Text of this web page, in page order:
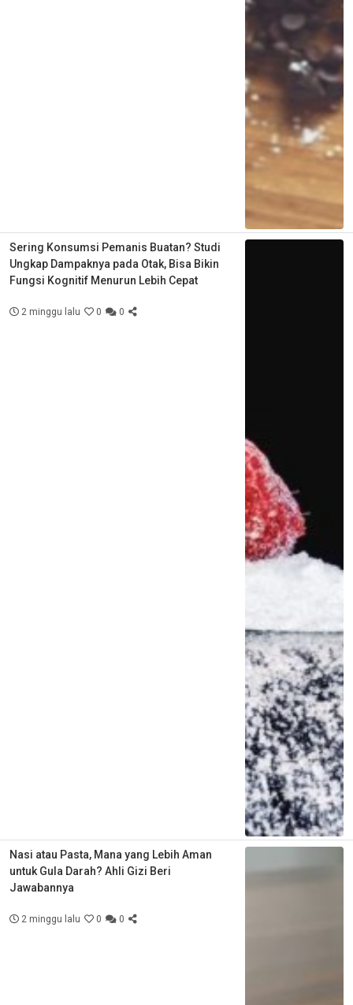
Sering Konsumsi Pemanis Buatan? Studi
Ungkap Dampaknya pada Otak, Bisa Bikin
Fungsi Kognitif Menurun Lebih Cepat
2 minggu lalu 0 0
Nasi atau Pasta, Mana yang Lebih Aman
untuk Gula Darah? Ahli Gizi Beri
Jawabannya
2 minggu lalu 0 0